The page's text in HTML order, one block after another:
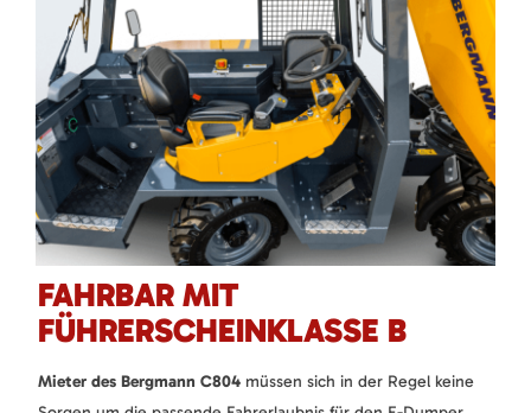
FAHRBAR MIT
FÜHRERSCHEINKLASSE B
Mieter des Bergmann C804 müssen sich in der Regel keine